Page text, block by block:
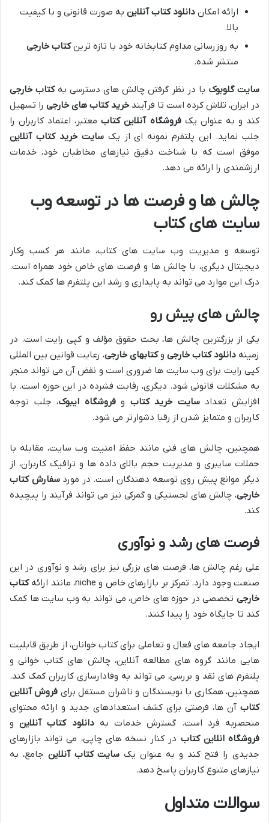
ارائه امکان دانلود کتاب آنلاین به صورت قانونی و با کیفیت
بالا.
به روزرسانی مداوم کتابخانه خود با تازه ترینکتاب خارجی
منتشر شده.
سایت گلوبوک با در نظر گرفتن چالش های دسترسی بهکتاب خارجی
در ایران، تلاش کرده است تا فرآیند خرید کتاب های خارجی را تسهیل
کند و به عنوان یکفروشگاه آنلاین کتابمعتبر، اعتماد کاربران را
جلب نماید. این پلتفرم نمونه ای از یکسایت خرید کتاب آنلاین
موفق است که با شناخت دقیق نیازهای مخاطبان خود، خدمات
ارزشمندی را ارائه می دهد.
چالش ها و فرصت ها در توسعه وب
سایت های کتاب
توسعه و مدیریت وب سایت های کتاب، مانند هر کسب وکار
دیجیتال دیگری، با چالش ها و فرصت های خاص خود همراه است.
درک این موارد می تواند به پایداری و رشد این پلتفرم ها کمک کند.
چالش های پیش رو
یکی از بزرگترین چالش ها، بحث حقوق مؤلف و کپی رایت است. در
زمینه دانلود کتاب خارجی وکتابهای خارجی، رعایت قوانین بین المللی
کپی رایت برای وب سایت ها ضروری است و نقض آن می تواند منجر
به مشکلات قانونی شود. دیگری، رقابت فشرده در این حوزه است. با
افزایش تعدادسایت خرید کتاب وفروشگاه ایبوک، جلب توجه
کاربران و متمایز شدن از رقبا دشوارتر می شود.
همچنین، چالش های فنی مانند حفظ امنیت وب سایت، مقابله با
حملات سایبری و مدیریت حجم بالای داده ها و ترافیک کاربران، از
دیگر موانع پیش روی توسعه دهندگان است. در موردسفارش کتاب
خارجی، چالش های لجستیکی و گمرکی نیز می تواند فرآیند را پیچیده
کند.
فرصت های رشد و نوآوری
علی رغم چالش ها، فرصت های بزرگی نیز برای رشد و نوآوری در این
صنعت وجود دارد. تمرکز بر بازارهای خاص و niche، مانند ارائه
کتاب
خارجی تخصصی در حوزه های خاص، می تواند به وب سایت ها کمک
کند تا جایگاه خود را پیدا کنند.
ایجاد جامعه های فعال و تعاملی برای کتاب خوانان، از طریق قابلیت
هایی مانند گروه های مطالعه آنلاین، چالش های کتاب خوانی و
پلتفرم های نقد و بررسی، می تواند به وفادارسازی کاربران کمک کند.
همچنین، همکاری با نویسندگان و ناشران مستقل برای فروش آنلاین
کتاب آن ها، فرصتی برای کشف استعدادهای جدید و ارائه محتوای
منحصربه فرد است. گسترش خدمات بهدانلود کتاب آنلاینو
فروشگاه انلاین کتاب در کنار نسخه های چاپی، می تواند بازارهای
جدیدی را فتح کند و به عنوان یک سایت کتاب آنلاین جامع، به
نیازهای متنوع کاربران پاسخ دهد.
سوالات متداول